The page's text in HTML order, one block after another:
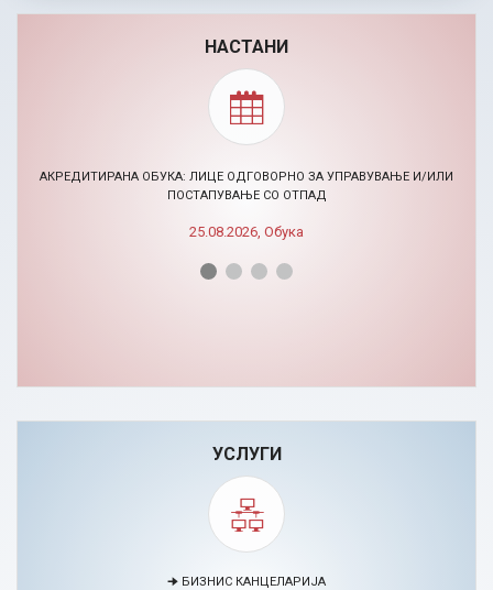
НАСТАНИ
BIZHACK AI МАРКЕТИНГ ХАКАТОН (24-26.11.2026)
УСЛУГИ
🠊 МЕДИЈАЦИЈА